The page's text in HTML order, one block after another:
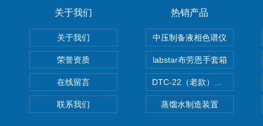
关于我们
关于我们
荣誉资质
在线留言
联系我们
热销产品
中压制备液相色谱仪
labstar布劳恩手套箱
蒸馏水制造装置